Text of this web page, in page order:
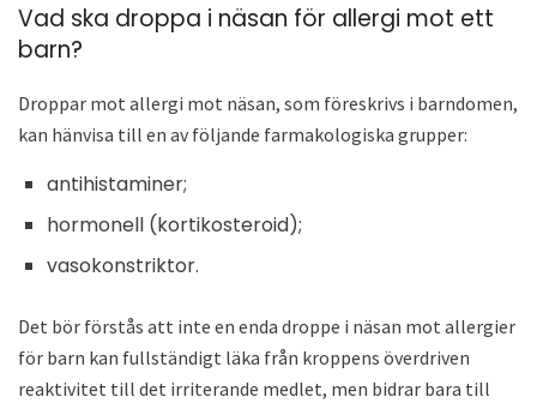
Vad ska droppa i näsan för allergi mot ett
barn?
Droppar mot allergi mot näsan, som föreskrivs i barndomen,
kan hänvisa till en av följande farmakologiska grupper:
antihistaminer;
hormonell (kortikosteroid);
vasokonstriktor.
Det bör förstås att inte en enda droppe i näsan mot allergier
för barn kan fullständigt läka från kroppens överdriven
reaktivitet till det irriterande medlet, men bidrar bara till